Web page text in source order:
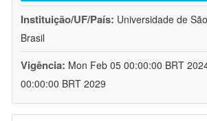
Instituição/UF/País: Universidade de
Brasil
Vigência: Mon Feb 05 00:00:00 BRT
00:00:00 BRT 2029